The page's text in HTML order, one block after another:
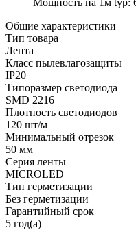
Общие характеристики
Тип товара
Лента
Класс пылевлагозащиты
IP20
Типоразмер светодиода
SMD 2216
Плотность светодиодов
120 шт/м
Минимальный отрезок
50 мм
Серия ленты
MICROLED
Тип герметизации
Без герметизации
Гарантийный срок
5 год(а)